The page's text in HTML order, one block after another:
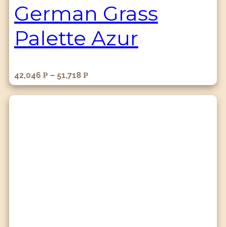
German Grass
Palette Azur
42,046 Р – 51,718 Р